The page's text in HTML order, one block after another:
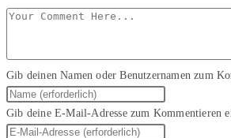
Gib deinen Namen oder Benutzernamen zum
Gib deine E-Mail-Adresse zum Kommentieren